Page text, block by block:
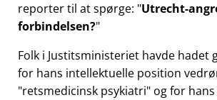
reporter til at spørge: Utrecht-
forbindelsen?
Folk i Justitsministeriet havde hadet
for hans intellektuelle position
retsmedicinsk psykiatri og for